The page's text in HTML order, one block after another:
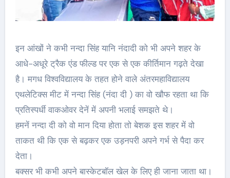
इन आंखों ने कभी नन्दा सिंह यानि नंदादी को भी अपने शहर के
आधे-अधूरे ट्रैक एंड फील्ड पर एक से एक कीर्तिमान गढ़ते देखा
है। मगध विश्वविद्यालय के तहत होने वाले अंतरमहाविद्यालय
एथलेटिक्स मीट में नन्दा सिंह (नंदा दी ) का वो खौफ रहता था कि
प्रतिस्पर्धी वाकओवर देनें में अपनी भलाई समझते थे।
हमनें नन्दा दी को वो मान दिया होता तो बेशक इस शहर में वो
ताकत थी कि एक से बढ़कर एक उड़नपरी अपने गर्भ से पैदा कर
देता।
बक्सर भी कभी अपने बास्केटबॉल खेल के लिए ही जाना जाता था।